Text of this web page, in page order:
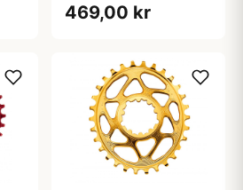
GXP Rød
469,00 kr